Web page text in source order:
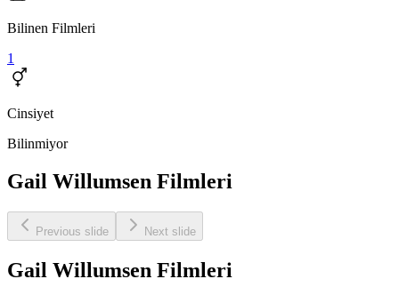
Bilinen Filmleri
1
Cinsiyet
Bilinmiyor
Gail Willumsen Filmleri
Previous slide Next slide
Gail Willumsen Filmleri